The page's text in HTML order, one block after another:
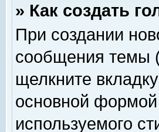
» Как создать
При создании
сообщения темы
щелкните
основной
используемого